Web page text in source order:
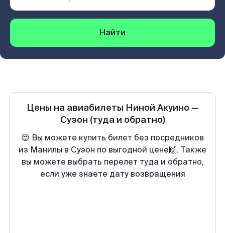
Найти
Цены на авиабилеты Ниной Акуино —
Суэон (туда и обратно)
😍 Вы можете купить билет без посредников
из Манилы в Суэон по выгодной цене🙌. Также
вы можете выбрать перелет туда и обратно,
если уже знаете дату возвращения